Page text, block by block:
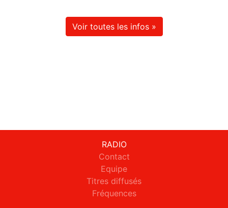
Voir toutes les infos »
RADIO
Contact
Equipe
Titres diffusés
Fréquences